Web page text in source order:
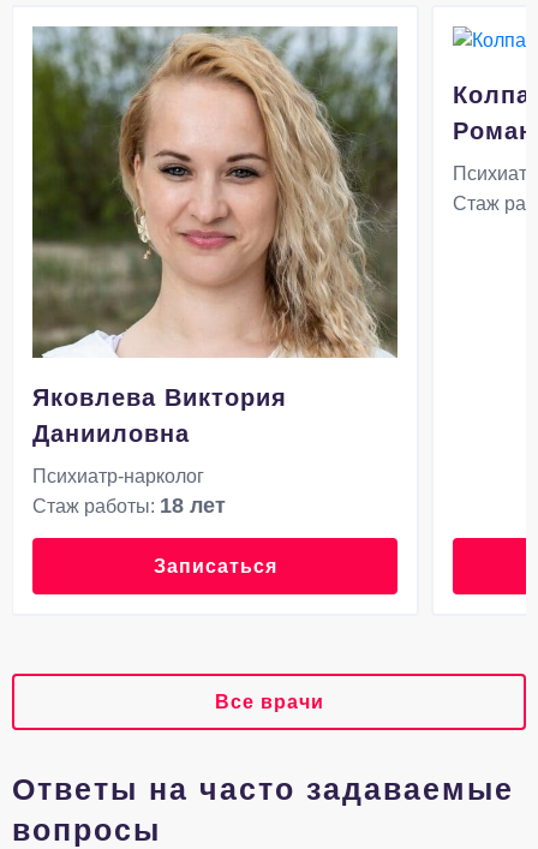
Яковлева Виктория
Данииловна
Психиатр-нарколог
Стаж работы: 18 лет
Записаться
Стаж
Все врачи
Ответы на часто задаваемые
вопросы